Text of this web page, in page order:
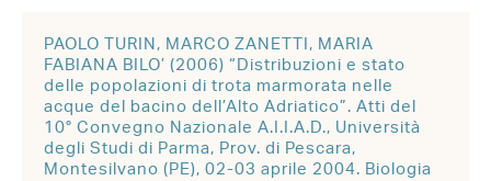
PAOLO TURIN, MARCO ZANETTI, MARIA
FABIANA BILO’ (2006) “Distribuzioni e stato
delle popolazioni di trota marmorata nelle
acque del bacino dell’Alto Adriatico”. Atti del
10° Convegno Nazionale A.I.I.A.D., Università
degli Studi di Parma, Prov. di Pescara,
Montesilvano (PE), 02-03 aprile 2004. Biologia